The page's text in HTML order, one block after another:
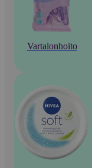
Vartalonhoito